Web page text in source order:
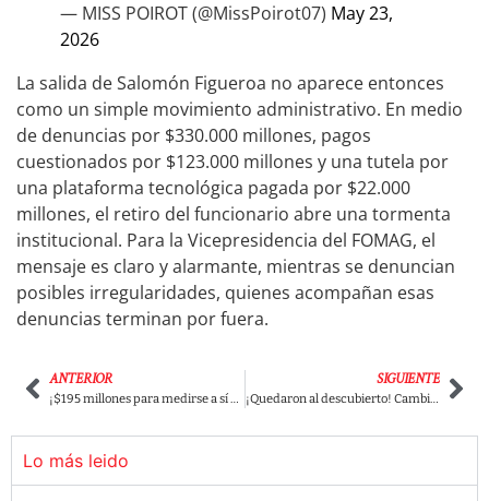
— MISS POIROT (@MissPoirot07) May 23,
2026
La salida de Salomón Figueroa no aparece entonces
como un simple movimiento administrativo. En medio
de denuncias por $330.000 millones, pagos
cuestionados por $123.000 millones y una tutela por
una plataforma tecnológica pagada por $22.000
millones, el retiro del funcionario abre una tormenta
institucional. Para la Vicepresidencia del FOMAG, el
mensaje es claro y alarmante, mientras se denuncian
posibles irregularidades, quienes acompañan esas
denuncias terminan por fuera.
ANTERIOR SIGUIENTE
¡Quedaron al descubierto! Cambio y el CNC habrían “apretado” la última encuesta para instalar un falso empate y meter miedo en la recta final con Abelardo: ¡Cepeda sigue arriba y la manipulación ya desató polémica!
Lo más leido